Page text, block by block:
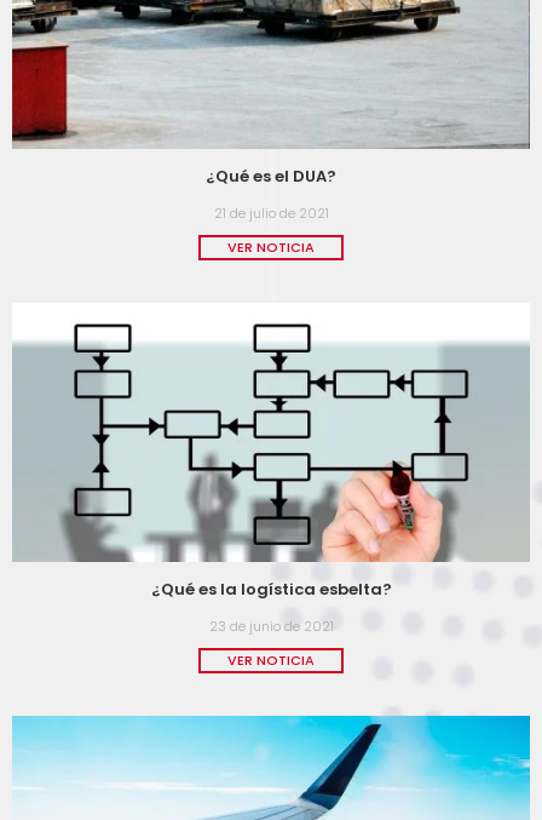
¿Qué es el DUA?
21 de julio de 2021
VER NOTICIA
¿Qué es la logística esbelta?
23 de junio de 2021
VER NOTICIA